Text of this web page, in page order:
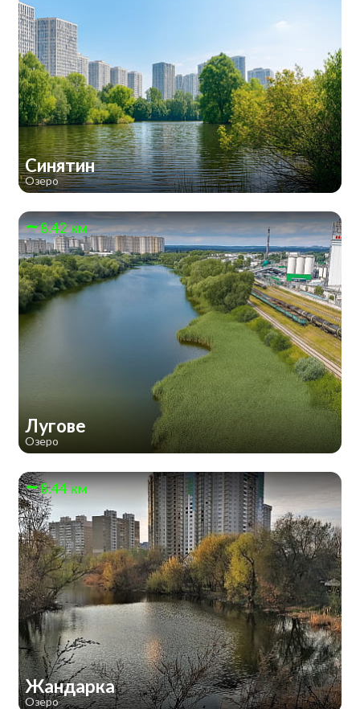
Синятин
Озеро
8.42 км
Лугове
Озеро
8.44 км
Жандарка
Озеро